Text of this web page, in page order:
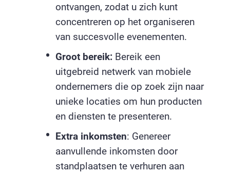
ontvangen, zodat u zich kunt
concentreren op het organiseren
van succesvolle evenementen.
Groot bereik: Bereik een
uitgebreid netwerk van mobiele
ondernemers die op zoek zijn naar
unieke locaties om hun producten
en diensten te presenteren.
Extra inkomsten: Genereer
aanvullende inkomsten door
standplaatsen te verhuren aan